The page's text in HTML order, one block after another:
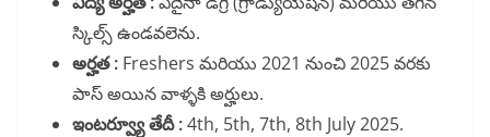
స్కిల్స్ ఉండవలెను.
అర్హత : Freshers మరియు 2021 నుంచి 2025 వరకు
పాస్ అయిన వాళ్ళకి అర్హులు.
ఇంటర్వ్యూ తేదీ :4th, 5th, 7th, 8th July 2025.